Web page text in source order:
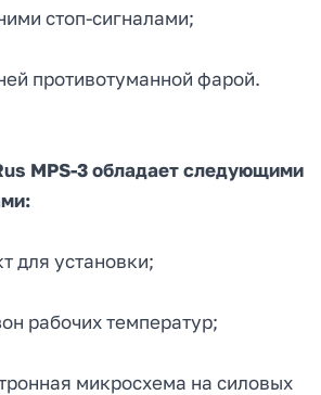
стоп-сигналами;
противотуманной фарой.
MPS-3 обладает следующими
для установки;
рабочих температур;
микросхема на силовых